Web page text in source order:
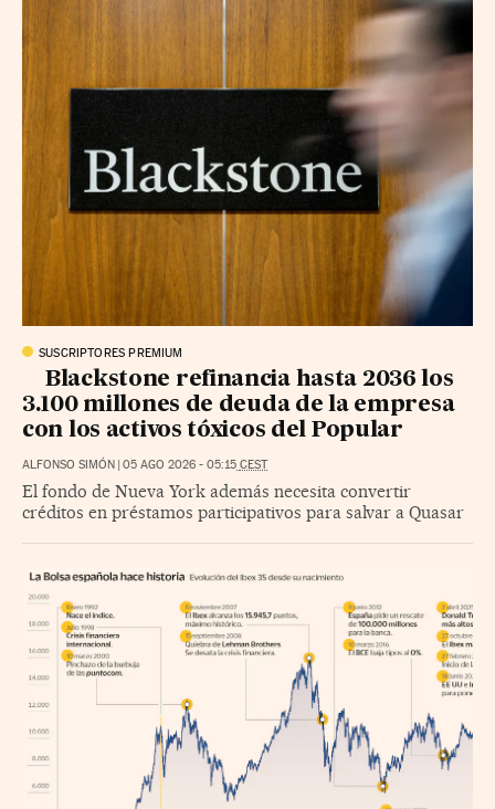
SUSCRIPTORES PREMIUM
Blackstone refinancia hasta 2036 los
3.100 millones de deuda de la empresa
con los activos tóxicos del Popular
ALFONSO SIMÓN | 05 AGO 2026 - 05:15 CEST
El fondo de Nueva York además necesita convertir
créditos en préstamos participativos para salvar a Quasar